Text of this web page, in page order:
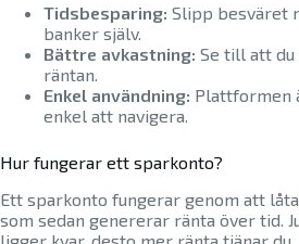
Tidsbesparing: Slipp besväret
banker själv.
Bättre avkastning: Se till att du
räntan.
Enkel användning: Plattformen
enkel att navigera.
Hur fungerar ett sparkonto?
Ett sparkonto fungerar genom att
som sedan genererar ränta över tid.
ligger kvar, desto mer ränta tjänar